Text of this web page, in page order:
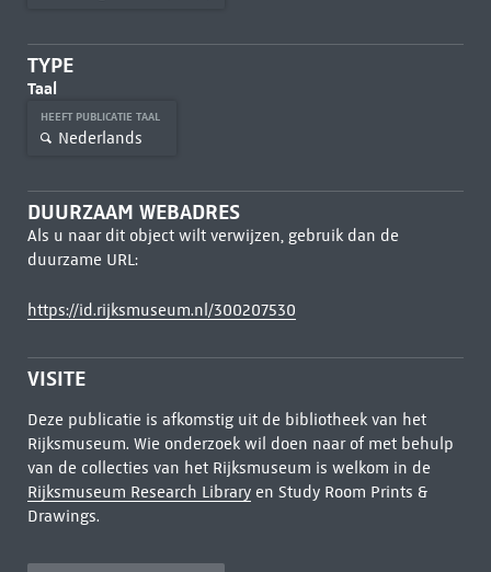
TYPE
Taal
HEEFT PUBLICATIE TAAL
Nederlands
DUURZAAM WEBADRES
Als u naar dit object wilt verwijzen, gebruik dan de
duurzame URL:
https://id.rijksmuseum.nl/300207530
VISITE
Deze publicatie is afkomstig uit de bibliotheek van het
Rijksmuseum. Wie onderzoek wil doen naar of met behulp
van de collecties van het Rijksmuseum is welkom in de
Rijksmuseum Research Libraryen Study Room Prints &
Drawings.